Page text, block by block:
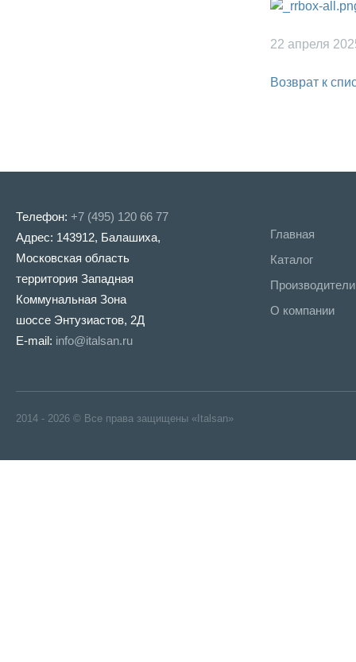
22 апреля
Возврат к
Телефон: +7 (495) 120 66 77
Адрес: 143912, Балашиха,
Московская область
территория Западная
Коммунальная Зона
шоссе Энтузиастов, 2Д
E-mail: info@italsan.ru
Главная
Каталог
Производители
О компании
2014 - 2026 © Все права защищены «Italsan»